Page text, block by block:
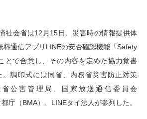
社会省は12月15日、災害時の情報提供体
料通信アプリLINEの安否確認機能「Safety
とで合意し、その内容を定めた協力覚書
。調印式には同省、内務省災害防止対策
公害管理局、国家放送通信委員会
都庁（BMA）、LINEタイ法人が参列した。